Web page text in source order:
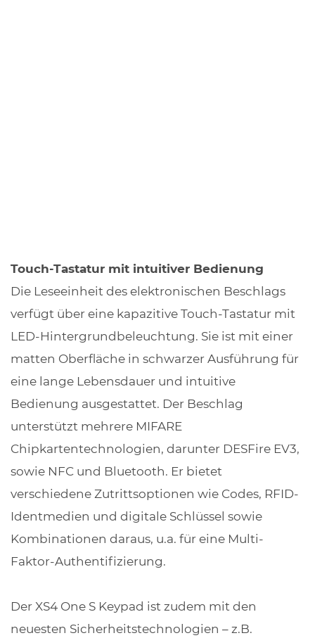
Touch-Tastatur mit intuitiver Bedienung
Die Leseeinheit des elektronischen Beschlags
verfügt über eine kapazitive Touch-Tastatur mit
LED-Hintergrundbeleuchtung. Sie ist mit einer
matten Oberfläche in schwarzer Ausführung für
eine lange Lebensdauer und intuitive
Bedienung ausgestattet. Der Beschlag
unterstützt mehrere MIFARE
Chipkartentechnologien, darunter DESFire EV3,
sowie NFC und Bluetooth. Er bietet
verschiedene Zutrittsoptionen wie Codes, RFID-
Identmedien und digitale Schlüssel sowie
Kombinationen daraus, u.a. für eine Multi-
Faktor-Authentifizierung.
Der XS4 One S Keypad ist zudem mit den
neuesten Sicherheitstechnologien – z.B.